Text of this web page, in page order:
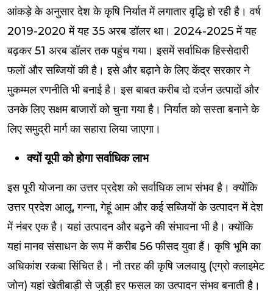
आंकड़े के अनुसार देश के कृषि निर्यात में लगातार वृद्धि हो रही है। वर्ष
2019-2020 में यह 35 अरब डॉलर था। 2024-2025 में यह
बढ़कर 51 अरब डॉलर तक पहुंच गया। इसमें सर्वाधिक हिस्सेदारी
फलों और सब्जियों की है। इसे और बढ़ाने के लिए केंद्र सरकार ने
मुकम्मल रणनीति भी बनाई है। इस बाबत करीब दो दर्जन उत्पादों और
उनके लिए सक्षम बाजारों को चुना गया है। निर्यात को सस्ता बनाने के
लिए समुद्री मार्ग का सहारा लिया जाएगा।
क्यों यूपी को होगा सर्वाधिक लाभ
इस पूरी योजना का उत्तर प्रदेश को सर्वाधिक लाभ संभव है। क्योंकि
उत्तर प्रदेश आलू, गन्ना, गेहूं आम और कई सब्जियों के उत्पादन में देश
में नंबर एक है। यहां उत्पादन और बढ़ने की संभावना भी है। क्योंकि
यहां मानव संसाधन के रूप में करीब 56 फीसद युवा हैं। कृषि भूमि का
अधिकांश रकबा सिंचित है। नौ तरह की कृषि जलवायु (एग्रो क्लाइमेट
जोन) यहां खेतीबाड़ी से जुड़ी हर फसल का उत्पादन संभव बनाती है।